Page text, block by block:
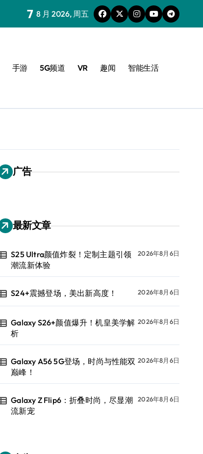
7 8 月 2026, 周五
手游 5G频道 VR 趣闻 智能生活
广告
最新文章
S25 Ultra颜值炸裂！定制主题引领
潮流新体验
2026年8月6日
S24+震撼登场，美出新高度！ 2026年8月6日
Galaxy S26+颜值爆升！机皇美学解
析
2026年8月6日
Galaxy A56 5G登场，时尚与性能双
巅峰！
2026年8月6日
Galaxy Z Flip6：折叠时尚，尽显潮
流新宠
2026年8月6日